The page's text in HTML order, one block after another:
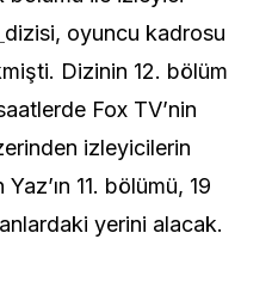
dizisi, oyuncu kadrosu
Dizinin 12. bölüm
Fox TV’nin
izleyicilerin
11. bölümü, 19
yerini alacak.